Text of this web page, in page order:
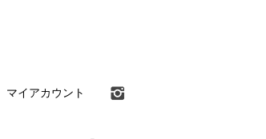
マイアカウント